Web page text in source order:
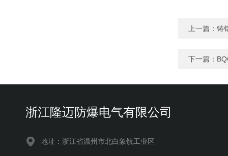
上一篇： 铸
下一篇：
浙江隆迈防爆电气有限公司
地址：浙江省温州市北白象镇工业区